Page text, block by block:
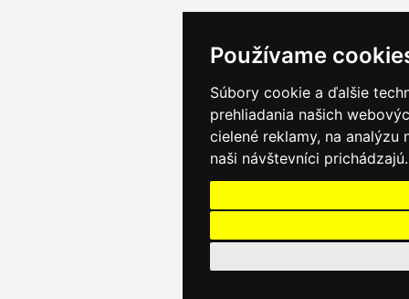
Používame
Súbory cookie a ďalšie
prehliadania našich
cielené reklamy, na
naši návštevníci prichádzajú.